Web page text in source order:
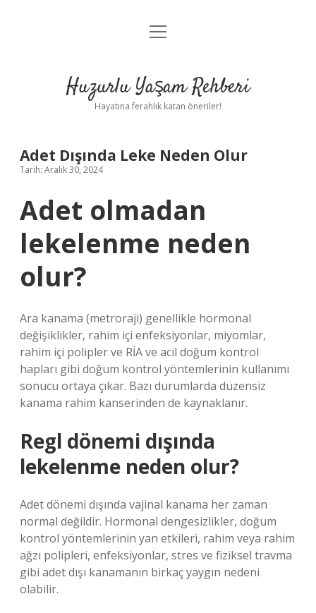
Anasayfa
Yasal Uyarı
menüyü
Huzurlu Yaşam Rehberi
Hayatına ferahlık katan öneriler!
Adet Dışında Leke Neden Olur
Tarih: Aralık 30, 2024
Adet olmadan
lekelenme neden
olur?
Ara kanama (metroraji) genellikle hormonal
değişiklikler, rahim içi enfeksiyonlar, miyomlar,
rahim içi polipler ve RİA ve acil doğum kontrol
hapları gibi doğum kontrol yöntemlerinin kullanımı
sonucu ortaya çıkar. Bazı durumlarda düzensiz
kanama rahim kanserinden de kaynaklanır.
Regl dönemi dışında
lekelenme neden olur?
Adet dönemi dışında vajinal kanama her zaman
normal değildir. Hormonal dengesizlikler, doğum
kontrol yöntemlerinin yan etkileri, rahim veya rahim
ağzı polipleri, enfeksiyonlar, stres ve fiziksel travma
gibi adet dışı kanamanın birkaç yaygın nedeni
olabilir.